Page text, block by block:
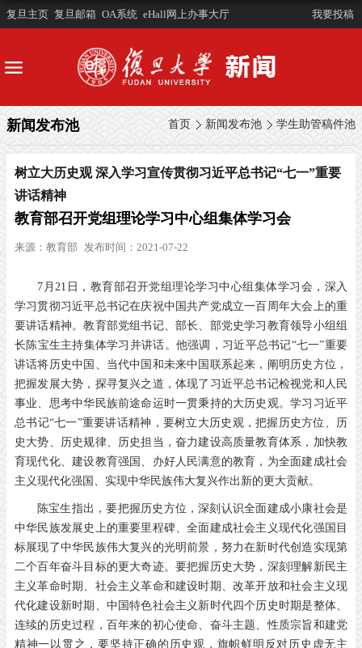
复旦主页 复旦邮箱 OA系统 eHall网上办事大厅 我要投稿
首页 新闻发布池 学生助管稿件池
新闻发布池
树立大历史观 深入学习宣传贯彻习近平总书记“七一”重要
讲话精神
教育部召开党组理论学习中心组集体学习会
来源： 教育部 发布时间：2021-07-22
7月21日，教育部召开党组理论学习中心组集体学习会，深入
学习贯彻习近平总书记在庆祝中国共产党成立一百周年大会上的重
要讲话精神。教育部党组书记、部长、部党史学习教育领导小组组
长陈宝生主持集体学习并讲话。他强调，习近平总书记“七一”重要
讲话将历史中国、当代中国和未来中国联系起来，阐明历史方位，
把握发展大势，探寻复兴之道，体现了习近平总书记检视党和人民
事业、思考中华民族前途命运时一贯秉持的大历史观。学习习近平
总书记“七一”重要讲话精神，要树立大历史观，把握历史方位、历
史大势、历史规律、历史担当，奋力建设高质量教育体系，加快教
育现代化、建设教育强国、办好人民满意的教育，为全面建成社会
主义现代化强国、实现中华民族伟大复兴作出新的更大贡献。
陈宝生指出，要把握历史方位，深刻认识全面建成小康社会是
中华民族发展史上的重要里程碑、全面建成社会主义现代化强国目
标展现了中华民族伟大复兴的光明前景，努力在新时代创造实现第
二个百年奋斗目标的更大奇迹。要把握历史大势，深刻理解新民主
主义革命时期、社会主义革命和建设时期、改革开放和社会主义现
代化建设新时期、中国特色社会主义新时代四个历史时期是整体、
连续的历史过程，百年来的初心使命、奋斗主题、性质宗旨和建党
精神一以贯之，要坚持正确的历史观，旗帜鲜明反对历史虚无主